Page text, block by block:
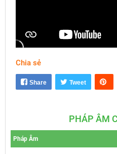
Chia sẻ
Share Tweet
PHÁP ÂM
Pháp Âm